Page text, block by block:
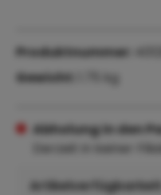
Abholung in den
Derzeit in keiner
Artikelverfügbarkeit:
Produktnummer:
Gewicht:
1.75 kg